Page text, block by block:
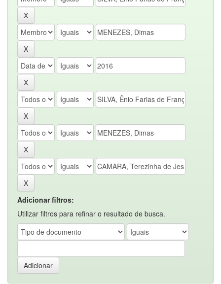
Adicionar filtros:
Utilizar filtros para refinar o resultado de busca.